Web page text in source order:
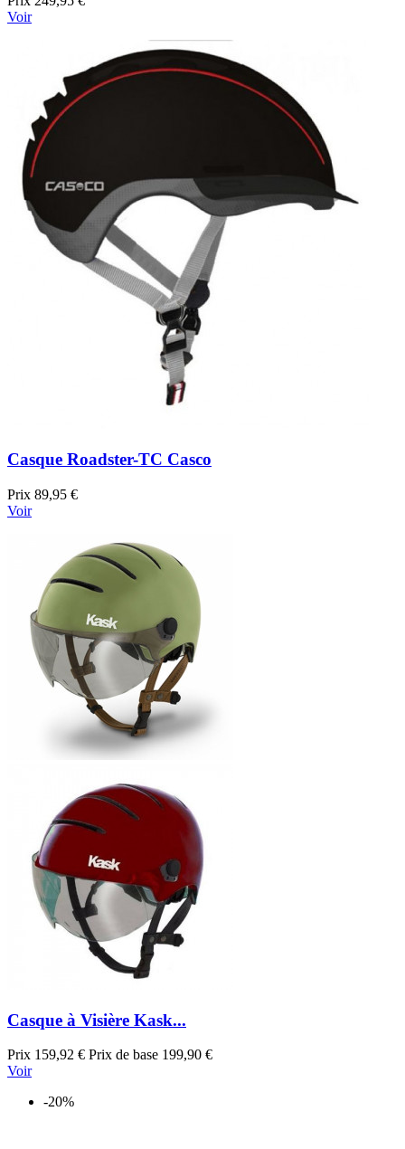
Voir
Casque Roadster-TC Casco
Prix 89,95 €
Voir
Casque à Visière Kask...
Prix 159,92 € Prix de base 199,90 €
Voir
-20%